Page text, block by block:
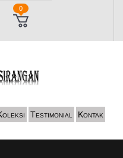
0
Testimonial
Kontak